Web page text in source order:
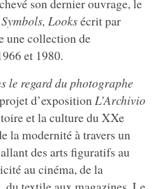
Looksécrit par
une collection de
et 1980.
le regard du photographe
d’exposition L’Archivio
et la culture du XXe
la modernité à travers un
des arts figuratifs au
au cinéma, de la